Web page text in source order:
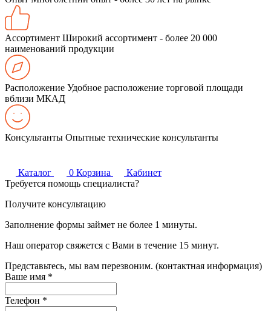
Ассортимент Широкий ассортимент - более 20 000
наименований продукции
Расположение Удобное расположение торговой площади
вблизи МКАД
Консультанты Опытные технические консультанты
Каталог 0 Корзина
Кабинет
Требуется помощь специалиста?
Получите консультацию
Заполнение формы займет не более 1 минуты.
Наш оператор свяжется с Вами в течение 15 минут.
Представьтесь, мы вам перезвоним. (контактная информация)
Ваше имя *
Телефон *